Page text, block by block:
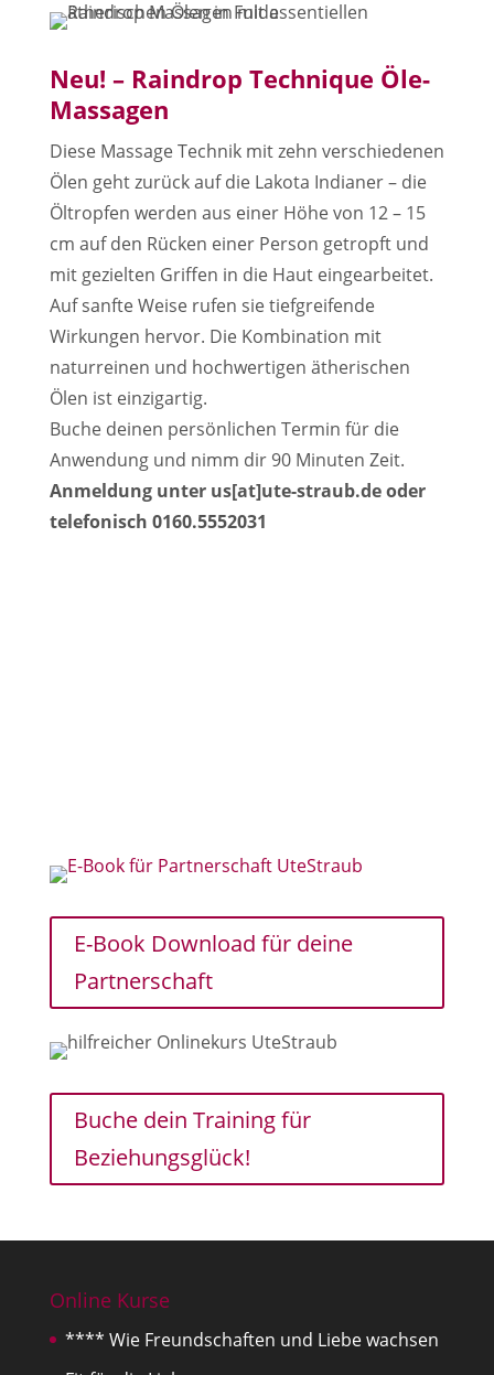
Neu! – Raindrop Technique Öle-
Massagen
Diese Massage Technik mit zehn verschiedenen
Ölen geht zurück auf die Lakota Indianer – die
Öltropfen werden aus einer Höhe von 12 – 15
cm auf den Rücken einer Person getropft und
mit gezielten Griffen in die Haut eingearbeitet.
Auf sanfte Weise rufen sie tiefgreifende
Wirkungen hervor. Die Kombination mit
naturreinen und hochwertigen ätherischen
Ölen ist einzigartig.
Buche deinen persönlichen Termin für die
Anwendung und nimm dir 90 Minuten Zeit.
Anmeldung unter us[at]ute-straub.de oder
telefonisch 0160.5552031
E-Book Download für deine
Partnerschaft
Buche dein Training für
Beziehungsglück!
Online Kurse
**** Wie Freundschaften und Liebe wachsen